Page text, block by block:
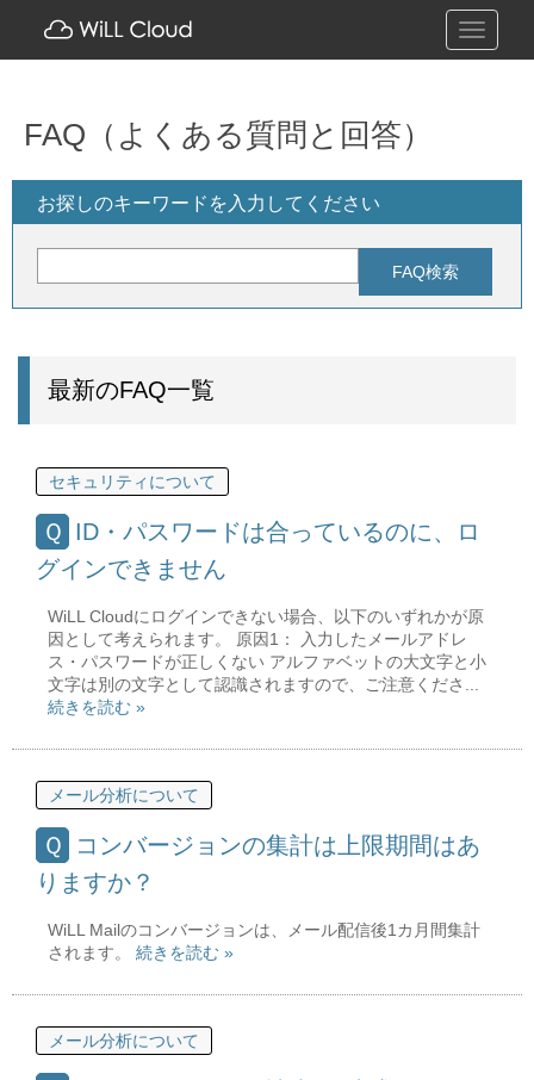
Toggle
FAQ（よくある質問と回答）
お探しのキーワードを入力してください
最新のFAQ一覧
セキュリティについて
ID・パスワードは合っているのに、ロ
グインできません
WiLL Cloudにログインできない場合、以下のいずれかが原
因として考えられます。 原因1： 入力したメールアドレ
ス・パスワードが正しくない アルファベットの大文字と小
文字は別の文字として認識されますので、ご注意くださ...
続きを読む »
メール分析について
コンバージョンの集計は上限期間はあ
りますか？
WiLL Mailのコンバージョンは、メール配信後1カ月間集計
されます。 続きを読む »
メール分析について